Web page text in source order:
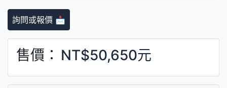
詢問或報價 📩
售價： NT$50,650元